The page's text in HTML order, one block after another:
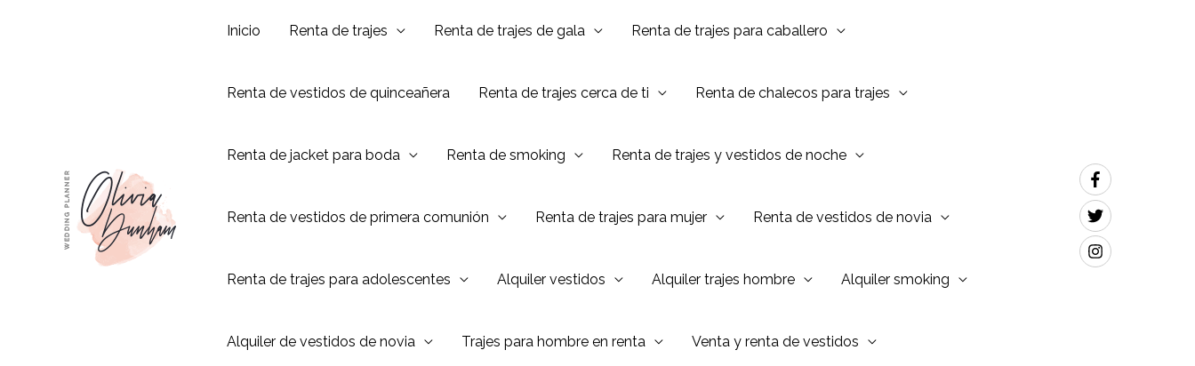
Inicio Renta de trajes Renta de trajes de gala Renta de trajes para caballero
Renta de vestidos de quinceañera Renta de trajes cerca de ti Renta de chalecos para trajes
Renta de jacket para boda Renta de smoking Renta de trajes y vestidos de noche
Renta de vestidos de primera comunión Renta de trajes para mujer Renta de vestidos de novia
Renta de trajes para adolescentes Alquiler vestidos Alquiler trajes hombre Alquiler smoking
Alquiler de vestidos de novia Trajes para hombre en renta Venta y renta de vestidos